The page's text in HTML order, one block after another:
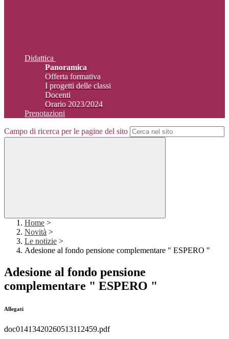
Didattica
Panoramica
Offerta formativa
I progetti delle classi
Docenti
Orario 2023/2024
Prenotazioni
Campo di ricerca per le pagine del sito
Home >
Novità >
Le notizie >
Adesione al fondo pensione complementare " ESPERO "
Adesione al fondo pensione
complementare " ESPERO "
Allegati
doc01413420260513112459.pdf